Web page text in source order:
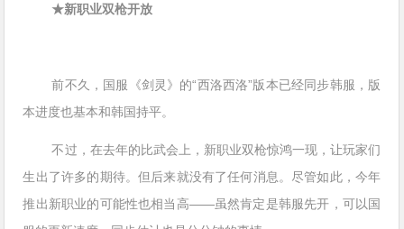
★新职业双枪开放
前不久，国服《剑灵》的“西洛西洛”版本已经同步韩服，版
本进度也基本和韩国持平。
不过，在去年的比武会上，新职业双枪惊鸿一现，让玩家们
生出了许多的期待。但后来就没有了任何消息。尽管如此，今年
推出新职业的可能性也相当高——虽然肯定是韩服先开，可以国